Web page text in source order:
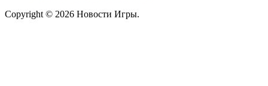
Copyright © 2026 Новости Игры.